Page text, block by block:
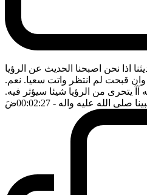
اذا نحن اصبحنا الحديث عن الرؤيا
قبحت لم انتظر واتت سعيا. نعم.
آآ يتحرى من الرؤيا شيئا سيؤثر فيه.
صلى الله عليه واله - 00:02:27 ضَ